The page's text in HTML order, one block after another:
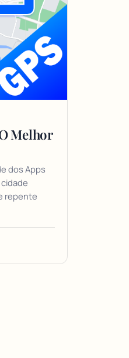
Melhor
dos Apps
repente